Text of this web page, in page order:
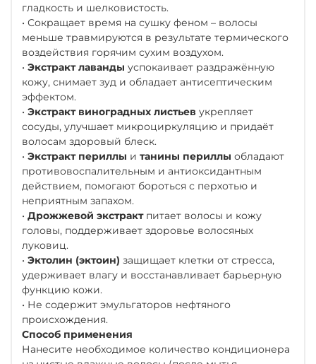
гладкость и шелковистость.
• Сокращает время на сушку феном – волосы
меньше травмируются в результате термического
воздействия горячим сухим воздухом.
• Экстракт лаванды успокаивает раздражённую
кожу, снимает зуд и обладает антисептическим
эффектом.
• Экстракт виноградных листьев укрепляет
сосуды, улучшает микроциркуляцию и придаёт
волосам здоровый блеск.
• Экстракт периллы и танины периллы обладают
противовоспалительным и антиоксидантным
действием, помогают бороться с перхотью и
неприятным запахом.
• Дрожжевой экстракт питает волосы и кожу
головы, поддерживает здоровье волосяных
луковиц.
• Эктолин (эктоин) защищает клетки от стресса,
удерживает влагу и восстанавливает барьерную
функцию кожи.
• Не содержит эмульгаторов нефтяного
происхождения.
Способ применения
Нанесите необходимое количество кондиционера